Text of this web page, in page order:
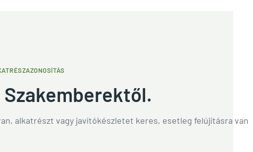
alkatrészt vagy javítókészletet keres, esetleg felújításra van